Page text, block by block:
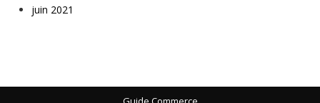
juin 2021